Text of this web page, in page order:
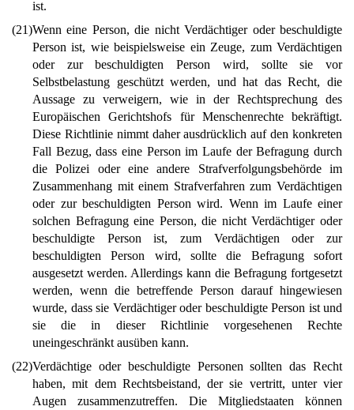
ist.
(21)Wenn eine Person, die nicht Verdächtiger oder beschuldigte
Person ist, wie beispielsweise ein Zeuge, zum Verdächtigen
oder zur beschuldigten Person wird, sollte sie vor
Selbstbelastung geschützt werden, und hat das Recht, die
Aussage zu verweigern, wie in der Rechtsprechung des
Europäischen Gerichtshofs für Menschenrechte bekräftigt.
Diese Richtlinie nimmt daher ausdrücklich auf den konkreten
Fall Bezug, dass eine Person im Laufe der Befragung durch
die Polizei oder eine andere Strafverfolgungsbehörde im
Zusammenhang mit einem Strafverfahren zum Verdächtigen
oder zur beschuldigten Person wird. Wenn im Laufe einer
solchen Befragung eine Person, die nicht Verdächtiger oder
beschuldigte Person ist, zum Verdächtigen oder zur
beschuldigten Person wird, sollte die Befragung sofort
ausgesetzt werden. Allerdings kann die Befragung fortgesetzt
werden, wenn die betreffende Person darauf hingewiesen
wurde, dass sie Verdächtiger oder beschuldigte Person ist und
sie die in dieser Richtlinie vorgesehenen Rechte
uneingeschränkt ausüben kann.
(22)Verdächtige oder beschuldigte Personen sollten das Recht
haben, mit dem Rechtsbeistand, der sie vertritt, unter vier
Augen zusammenzutreffen. Die Mitgliedstaaten können